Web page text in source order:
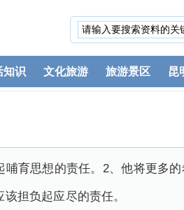
知识 文化旅游 旅游景区 昆
育思想的责任。2、他将更多
担负起应尽的责任。